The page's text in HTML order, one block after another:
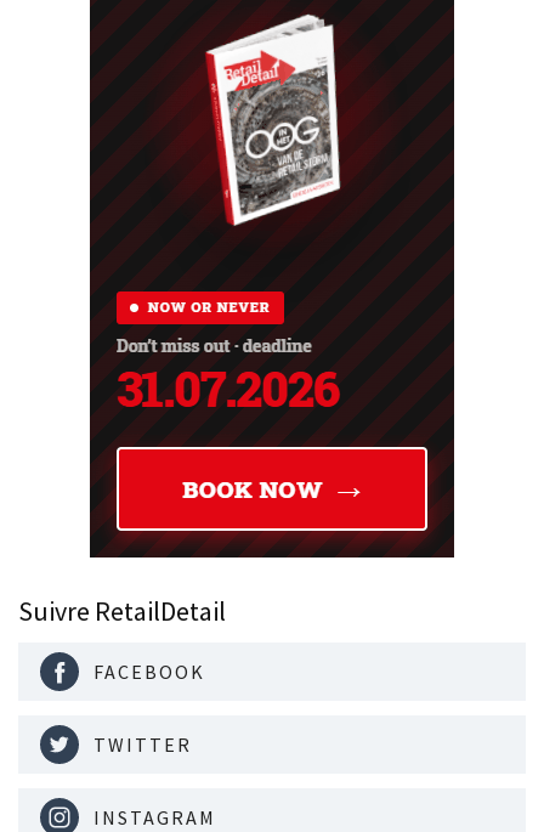
Suivre RetailDetail
FACEBOOK
TWITTER
INSTAGRAM